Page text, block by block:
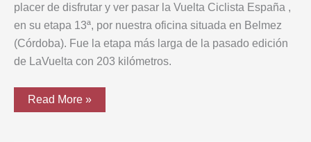
placer de disfrutar y ver pasar la Vuelta Ciclista España ,
en su etapa 13ª, por nuestra oficina situada en Belmez
(Córdoba). Fue la etapa más larga de la pasado edición
de LaVuelta con 203 kilómetros.
Vuelta
Ciclista
Read More »